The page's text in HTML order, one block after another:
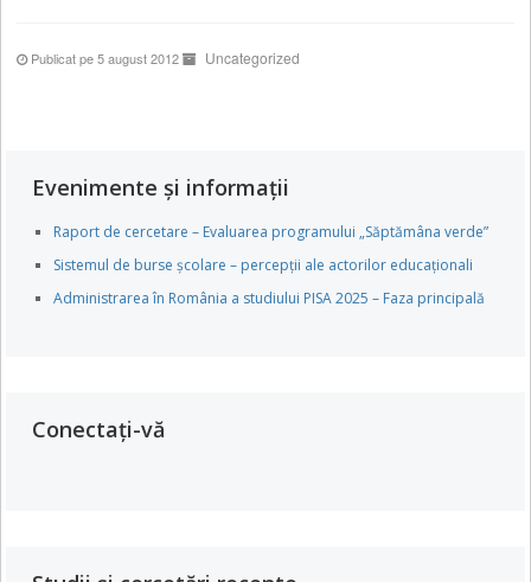
Publicat pe 5 august 2012 Uncategorized
Evenimente și informații
Raport de cercetare – Evaluarea programului „Săptămâna verde”
Sistemul de burse școlare – percepții ale actorilor educaționali
Administrarea în România a studiului PISA 2025 – Faza principală
Conectați-vă